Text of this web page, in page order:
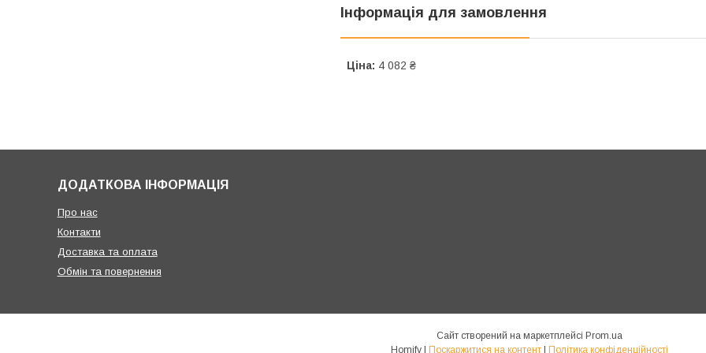
Інформація для замовлення
Ціна: 4 082 ₴
ДОДАТКОВА ІНФОРМАЦІЯ
Про нас
Контакти
Доставка та оплата
Обмін та повернення
Сайт створений на маркетплейсі Prom.ua
Homify | Поскаржитися на контент | Політика конфіденційності